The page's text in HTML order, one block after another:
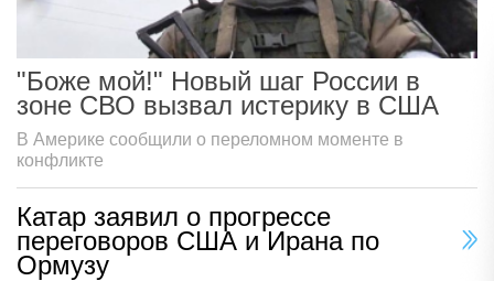
"Боже мой!" Новый шаг России в
зоне СВО вызвал истерику в США
В Америке сообщили о переломном моменте в
конфликте
Катар заявил о прогрессе
переговоров США и Ирана по
Ормузу